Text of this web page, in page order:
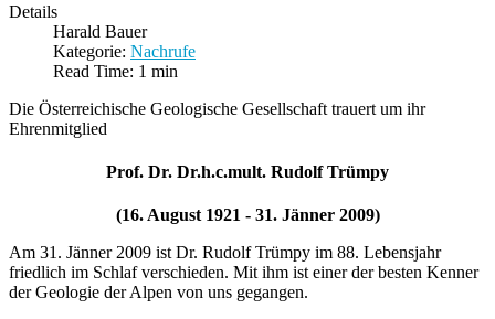
Details
Harald Bauer
Kategorie: Nachrufe
Read Time: 1 min
Die Österreichische Geologische Gesellschaft trauert um ihr
Ehrenmitglied
Prof. Dr. Dr.h.c.mult. Rudolf Trümpy
(16. August 1921 - 31. Jänner 2009)
Am 31. Jänner 2009 ist Dr. Rudolf Trümpy im 88. Lebensjahr
friedlich im Schlaf verschieden. Mit ihm ist einer der besten Kenner
der Geologie der Alpen von uns gegangen.